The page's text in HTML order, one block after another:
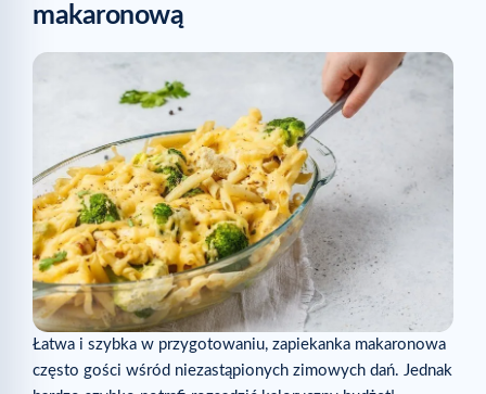
makaronową
Łatwa i szybka w przygotowaniu, zapiekanka makaronowa
często gości wśród niezastąpionych zimowych dań. Jednak